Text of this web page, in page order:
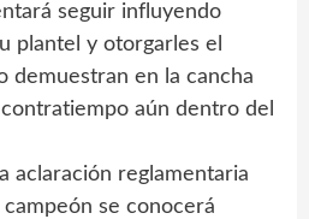
seguir influyendo
plantel y otorgarles el
demuestran en la cancha
aún dentro del
aclaración reglamentaria
se conocerá